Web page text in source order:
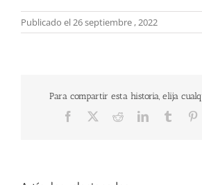
Publicado el 26 septiembre , 2022
Para compartir esta historia, elija
Facebook RedditLinkedInTumblr